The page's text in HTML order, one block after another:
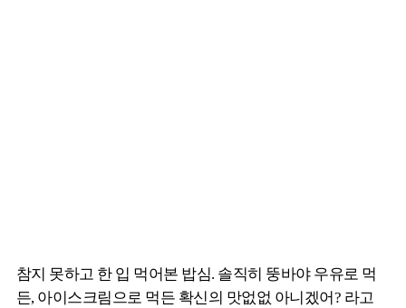
참지 못하고 한 입 먹어본 밥심. 솔직히 뚱바야 우유로 먹
든, 아이스크림으로 먹든 확신의 맛없없 아니겠어? 라고